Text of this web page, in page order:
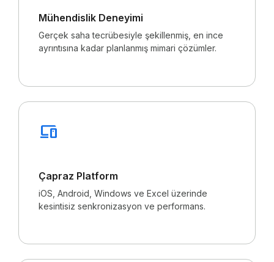
Mühendislik Deneyimi
Gerçek saha tecrübesiyle şekillenmiş, en ince
ayrıntısına kadar planlanmış mimari çözümler.
devices
Çapraz Platform
iOS, Android, Windows ve Excel üzerinde
kesintisiz senkronizasyon ve performans.